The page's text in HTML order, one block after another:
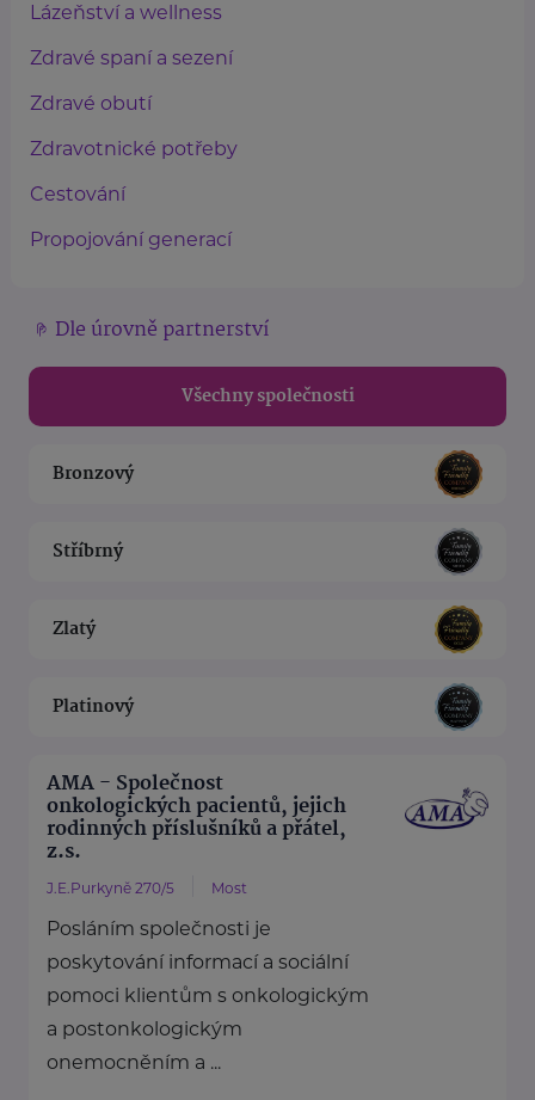
Lázeňství a wellness
Zdravé spaní a sezení
Zdravé obutí
Zdravotnické potřeby
Cestování
Propojování generací
Dle úrovně partnerství
Všechny společnosti
Bronzový
Stříbrný
Zlatý
Platinový
AMA - Společnost
onkologických pacientů, jejich
rodinných příslušníků a přátel,
z.s.
J.E.Purkyně 270/5 Most
Posláním společnosti je
poskytování informací a sociální
pomoci klientům s onkologickým
a postonkologickým
onemocněním a ...